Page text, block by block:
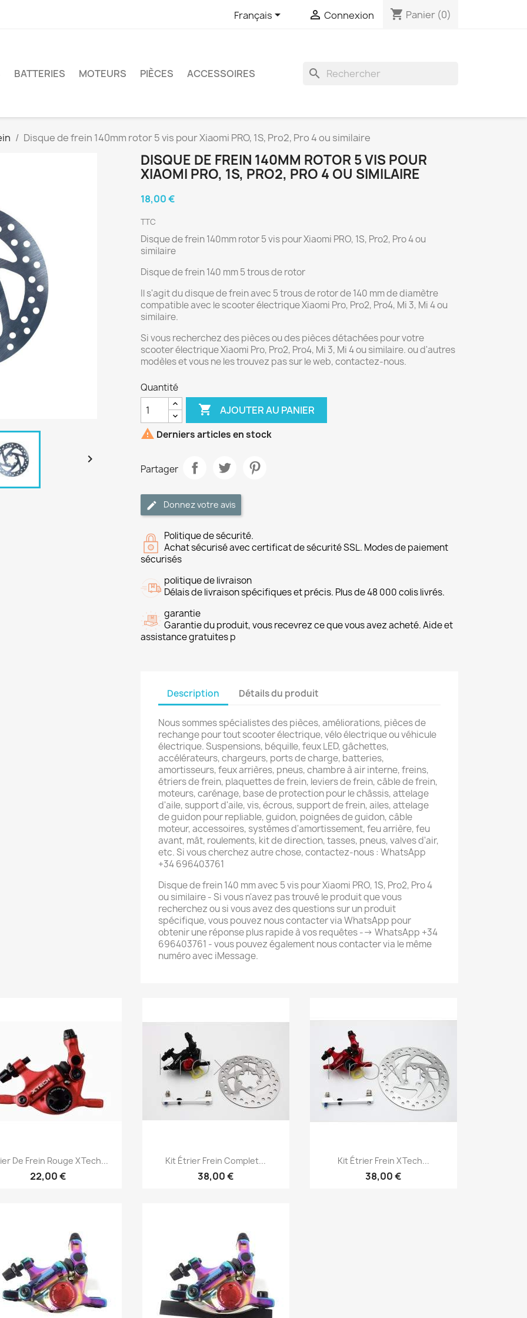
Français  Connexion shopping_cart Panier (0)
BATTERIES MOTEURS PIÈCES ACCESSOIRES search
Disque de frein 140mm rotor 5 vis pour Xiaomi PRO, 1S, Pro2, Pro 4 ou similaire

DISQUE DE FREIN 140MM ROTOR 5 VIS POUR
XIAOMI PRO, 1S, PRO2, PRO 4 OU SIMILAIRE
18,00 €
TTC
Disque de frein 140mm rotor 5 vis pour Xiaomi PRO, 1S, Pro2, Pro 4 ou
similaire
Disque de frein 140 mm 5 trous de rotor
Il s'agit du disque de frein avec 5 trous de rotor de 140 mm de diamètre
compatible avec le scooter électrique Xiaomi Pro, Pro2, Pro4, Mi 3, Mi 4 ou
similaire.
Si vous recherchez des pièces ou des pièces détachées pour votre
scooter électrique Xiaomi Pro, Pro2, Pro4, Mi 3, Mi 4 ou similaire. ou d'autres
modèles et vous ne les trouvez pas sur le web, contactez-nous.
Quantité
 AJOUTER AU PANIER
 Derniers articles en stock
Partager
Donnez votre avis
Politique de sécurité.
Achat sécurisé avec certificat de sécurité SSL. Modes de paiement
sécurisés
politique de livraison
Délais de livraison spécifiques et précis. Plus de 48 000 colis livrés.
garantie
Garantie du produit, vous recevrez ce que vous avez acheté. Aide et
assistance gratuites p
Description Détails du produit
Nous sommes spécialistes des pièces, améliorations, pièces de
rechange pour tout scooter électrique, vélo électrique ou véhicule
électrique. Suspensions, béquille, feux LED, gâchettes,
accélérateurs, chargeurs, ports de charge, batteries,
amortisseurs, feux arrières, pneus, chambre à air interne, freins,
étriers de frein, plaquettes de frein, leviers de frein, câble de frein,
moteurs, carénage, base de protection pour le châssis, attelage
d'aile, support d'aile, vis, écrous, support de frein, ailes, attelage
de guidon pour repliable, guidon, poignées de guidon, câble
moteur, accessoires, systèmes d'amortissement, feu arrière, feu
avant, mât, roulements, kit de direction, tasses, pneus, valves d'air,
etc. Si vous cherchez autre chose, contactez-nous : WhatsApp
+34 696403761
Disque de frein 140 mm avec 5 vis pour Xiaomi PRO, 1S, Pro2, Pro 4
ou similaire - Si vous n'avez pas trouvé le produit que vous
recherchez ou si vous avez des questions sur un produit
spécifique, vous pouvez nous contacter via WhatsApp pour
obtenir une réponse plus rapide à vos requêtes --> WhatsApp +34
696403761 - vous pouvez également nous contacter via le même
numéro avec iMessage.
Aperçu rapide
De Frein Rouge XTech...
22,00 €
Aperçu rapide
Kit Étrier Frein Complet...
38,00 €
Aperçu rapide
Kit Étrier Frein XTech...
38,00 €